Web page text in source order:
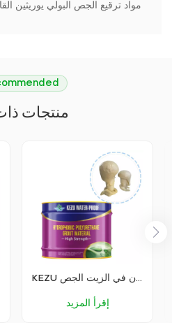
منتجات
KEZU البولي يوريثين القابل للذوبان في الزيت الجص
إقرأ المزيد